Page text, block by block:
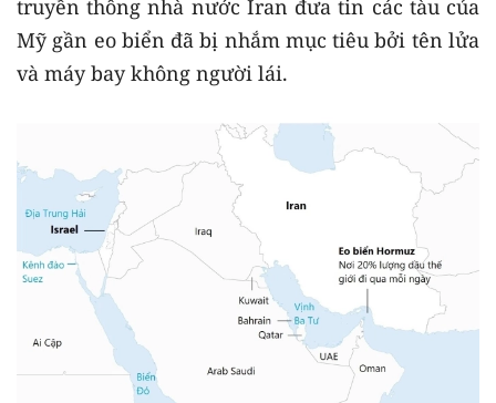
truyền thông nhà nước Iran đưa tin các tàu của
Mỹ gần eo biển đã bị nhắm mục tiêu bởi tên lửa
và máy bay không người lái.